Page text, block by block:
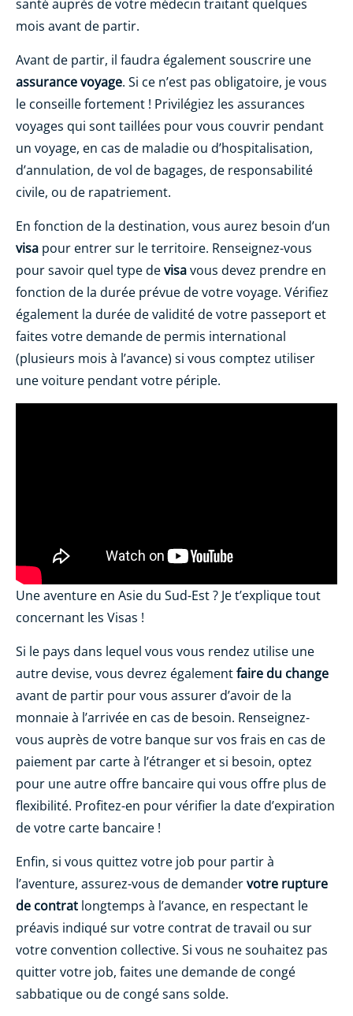
santé auprès de votre médecin traitant quelques
mois avant de partir.
Avant de partir, il faudra également souscrire une
assurance voyage. Si ce n’est pas obligatoire, je vous
le conseille fortement ! Privilégiez les assurances
voyages qui sont taillées pour vous couvrir pendant
un voyage, en cas de maladie ou d’hospitalisation,
d’annulation, de vol de bagages, de responsabilité
civile, ou de rapatriement.
En fonction de la destination, vous aurez besoin d’un
visa pour entrer sur le territoire. Renseignez-vous
pour savoir quel type devisavous devez prendre en
fonction de la durée prévue de votre voyage. Vérifiez
également la durée de validité de votre passeport et
faites votre demande de permis international
(plusieurs mois à l’avance) si vous comptez utiliser
une voiture pendant votre périple.
Une aventure en Asie du Sud-Est ? Je t’explique tout
concernant les Visas !
Si le pays dans lequel vous vous rendez utilise une
autre devise, vous devrez égalementfaire du change
avant de partir pour vous assurer d’avoir de la
monnaie à l’arrivée en cas de besoin. Renseignez-
vous auprès de votre banque sur vos frais en cas de
paiement par carte à l’étranger et si besoin, optez
pour une autre offre bancaire qui vous offre plus de
flexibilité. Profitez-en pour vérifier la date d’expiration
de votre carte bancaire !
Enfin, si vous quittez votre job pour partir à
l’aventure, assurez-vous de demandervotre rupture
de contrat longtemps à l’avance, en respectant le
préavis indiqué sur votre contrat de travail ou sur
votre convention collective. Si vous ne souhaitez pas
quitter votre job, faites une demande de congé
sabbatique ou de congé sans solde.